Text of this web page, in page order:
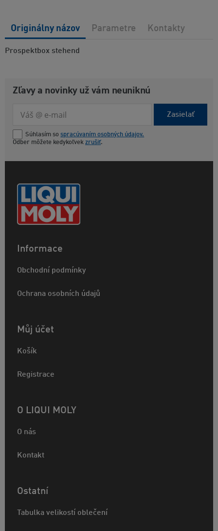
Prospektbox stehend
Originálny názov Parametre Kontakty
Zľavy a novinky už vám neuniknú
Zasielať
Súhlasím so spracúvaním osobných údajov.
Odber môžete kedykoľvek zrušiť.
Informace
Obchodní podmínky
Ochrana osobních údajů
Můj účet
Košík
Registrace
O LIQUI MOLY
O nás
Kontakt
Ostatní
Tabulka velikostí oblečení